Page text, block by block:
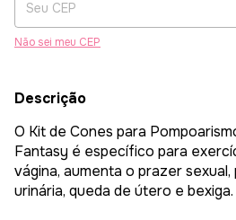
Não sei meu CEP
Descrição
O Kit de Cones para
Fantasy é específico para
vágina, aumenta o prazer
urinária, queda de útero e bexiga.